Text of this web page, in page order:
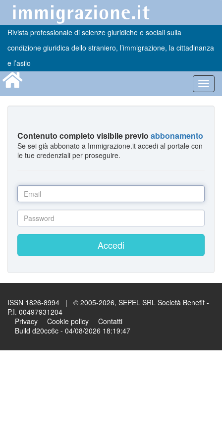
Rivista professionale di scienze giuridiche e sociali sulla
condizione giuridica dello straniero, l’immigrazione, la cittadinanza
e l’asilo
Contenuto completo visibile previo abbonamento
Se sei già abbonato a Immigrazione.it accedi al portale con
le tue credenziali per proseguire.
Accedi
ISSN 1826-8994 | © 2005-2026, SEPEL SRL Società Benefit -
P.I. 00497931204
Privacy
Cookie policy
Contatti
Build d20cc6c - 04/08/2026 18:19:47